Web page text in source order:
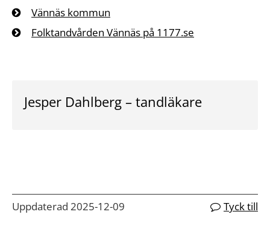
Vännäs kommun
Folktandvården Vännäs på 1177.se
Jesper Dahlberg – tandläkare
Uppdaterad 2025-12-09 Tyck till